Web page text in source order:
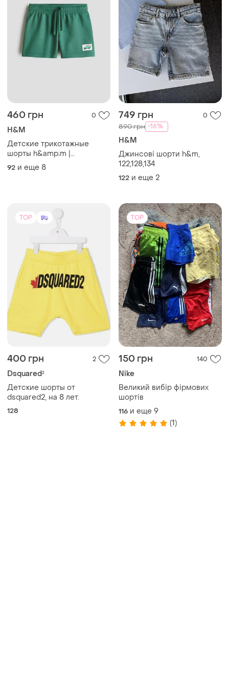
460 грн 0
H&M
Детские трикотажные
шорты h&amp;m |
спортивные летние шорты
для мальчика
92 и еще 8
749 грн 0
890 грн -16%
H&M
Джинсові шорти h&m,
122,128,134
122 и еще 2
TOP
400 грн 2
Dsquared²
Детские шорты от
dsquared2, на 8 лет.
128
TOP
150 грн 140
Nike
Великий вибір фірмових
шортів
116 и еще 9
(1)